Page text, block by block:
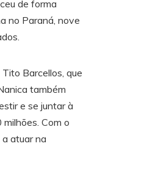
de forma
no Paraná, nove
Barcellos, que
também
e se juntar à
Com o
atuar na